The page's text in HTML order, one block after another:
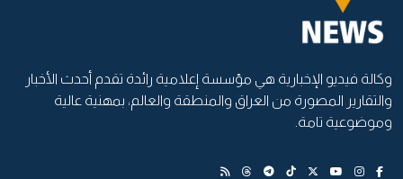
وكالة فيديو الإخبارية هي مؤسسة إعلامية رائدة تقدم أحدث الأخبار
والتقارير المصورة من العراق والمنطقة والعالم، بمهنية عالية
وموضوعية تامة.